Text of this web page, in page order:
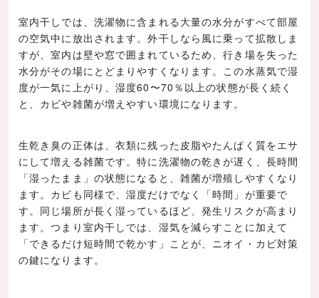
室内干しでは、洗濯物に含まれる大量の水分がすべて部屋
の空気中に放出されます。外干しなら風に乗って拡散しま
すが、室内は壁や窓で囲まれているため、行き場を失った
水分がその場にとどまりやすくなります。この水蒸気で湿
度が一気に上がり、湿度60〜70％以上の状態が長く続く
と、カビや雑菌が増えやすい環境になります。
生乾き臭の正体は、衣類に残った皮脂やたんぱく質をエサ
にして増える雑菌です。特に洗濯物の乾きが遅く、長時間
「湿ったまま」の状態になると、雑菌が増殖しやすくなり
ます。カビも同様で、湿度だけでなく「時間」が重要で
す。同じ場所が長く湿っているほど、発生リスクが高まり
ます。つまり室内干しでは、湿気を減らすことに加えて
「できるだけ短時間で乾かす」ことが、ニオイ・カビ対策
の鍵になります。